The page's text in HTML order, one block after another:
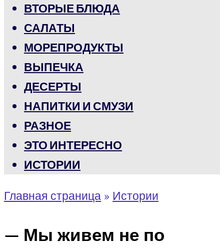
ВТОРЫЕ БЛЮДА
САЛАТЫ
МОРЕПРОДУКТЫ
ВЫПЕЧКА
ДЕСЕРТЫ
НАПИТКИ И СМУЗИ
РАЗНОЕ
ЭТО ИНТЕРЕСНО
ИСТОРИИ
Главная страница » Истории
— Мы живем не по